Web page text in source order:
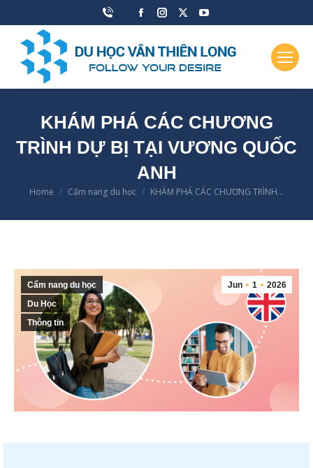
Facebook
opens
in
Instagram
opens
in
opens
in
YouTube
opens
in
KHÁM PHÁ CÁC CHƯƠNG
TRÌNH DỰ BỊ TẠI VƯƠNG QUỐC
ANH
You are here:
Home Cẩm nang du học KHÁM PHÁ CÁC CHƯƠNG TRÌNH…
Jun 1 2026
Cẩm nang du học
Du Học
Thông tin